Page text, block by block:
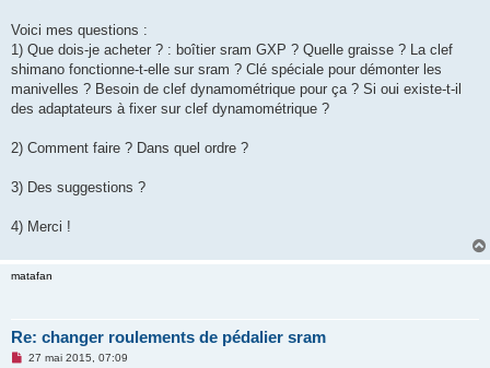
u
Voici mes questions :
1) Que dois-je acheter ? : boîtier sram GXP ? Quelle graisse ? La clef
shimano fonctionne-t-elle sur sram ? Clé spéciale pour démonter les
manivelles ? Besoin de clef dynamométrique pour ça ? Si oui existe-t-il
des adaptateurs à fixer sur clef dynamométrique ?
2) Comment faire ? Dans quel ordre ?
3) Des suggestions ?
4) Merci !
matafan
Re: changer roulements de pédalier sram
M27 mai 2015, 07:09